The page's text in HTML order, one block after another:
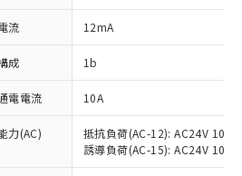
流 12mA
成 1b
電電流 10A
力(AC)
抵抗負荷(AC-12): AC24V 10A/
誘導負荷(AC-15): AC24V
読みいただき、同意のうえ
RoHS指令（10物質）の
た製品が提供可能な商品で
指令（10物質）の非含
に切り替える予定のある
EU RoHS指令（10物質）の
の商品で、対応品を出す予